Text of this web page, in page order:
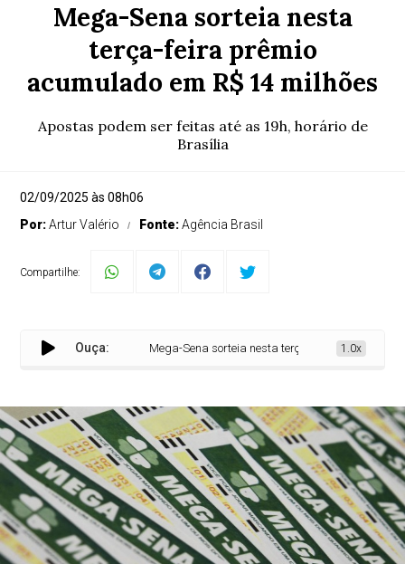
Mega-Sena sorteia nesta
terça-feira prêmio
acumulado em R$ 14 milhões
Apostas podem ser feitas até as 19h, horário de
Brasília
02/09/2025 às 08h06
Por:Artur Valério Fonte:Agência Brasil
Compartilhe:
Ouça: Mega-Sena sorteia nesta terça-feira prêmio
1.0x